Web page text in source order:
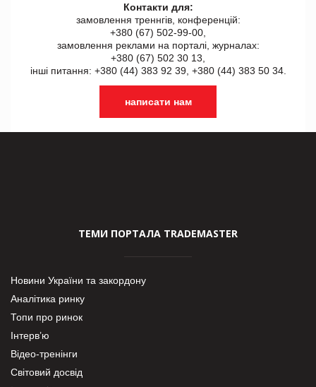
Контакти для:
замовлення треннгів, конференцій:
+380 (67) 502-99-00,
замовлення реклами на порталі, журналах:
+380 (67) 502 30 13,
інші питання: +380 (44) 383 92 39, +380 (44) 383 50 34.
написати нам
ТЕМИ ПОРТАЛА TRADEMASTER
Новини України та закордону
Аналітика ринку
Топи про ринок
Інтерв’ю
Відео-тренінги
Світовий досвід